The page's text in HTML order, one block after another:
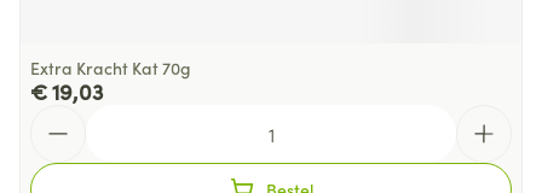
Extra Kracht Kat 70g
€ 19,03